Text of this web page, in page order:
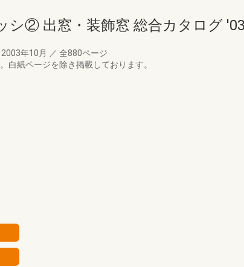
シ② 出窓・装飾窓 総合カタログ
2003年10月 ／ 全880ページ
白紙ページを除き掲載しております。